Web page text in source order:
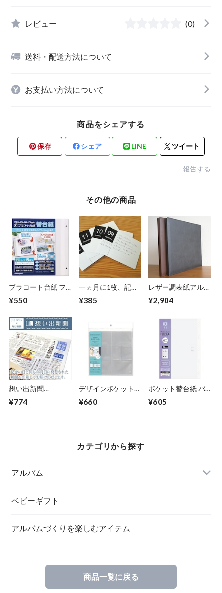
レビュー (0)
送料・配送方法について
お支払い方法について
商品をシェアする
保存 シェア LINE ツイート
報告する
その他の商品
プラコート台紙 フ
DPR-5-WL (5枚組)
¥550
一ヵ月に1枚、記録
児日記カード」
【37598】
¥385
レザー調表紙アルバ
ージ) IT-LLC
¥2,904
想い出新聞
omoide】
¥774
デザインポケットア
ータイプ） 専用リ
¥660
ポケット替台紙 バ
段ポケットアP-
¥605
カテゴリから探す
アルバム
ベビーギフト
アルバムづくりを楽しむアイテム
商品一覧に戻る